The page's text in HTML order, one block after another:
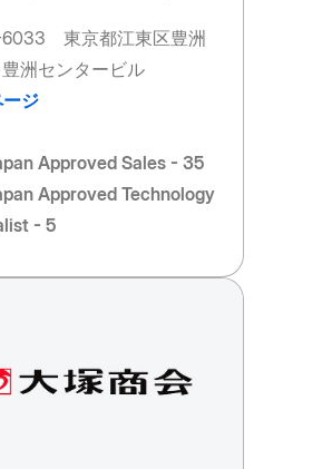
6033 東京都江東区豊洲
洲センタービル
ジ
Approved Sales - 35
Approved Technology
- 5